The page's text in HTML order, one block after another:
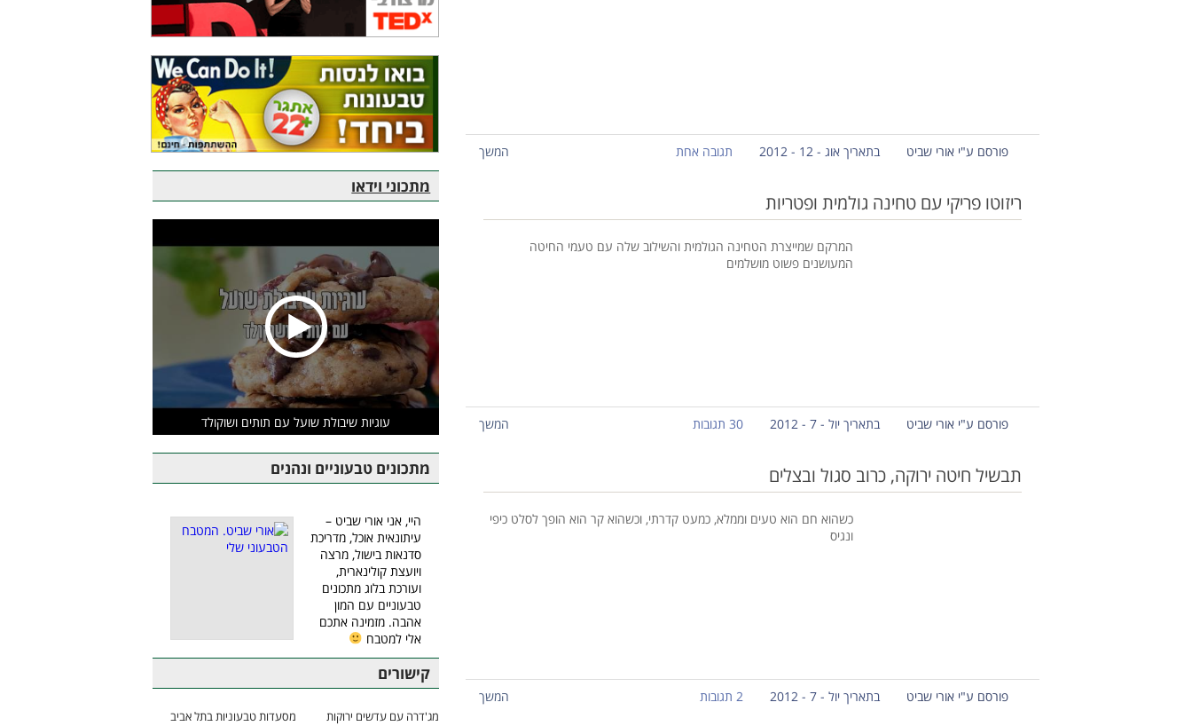
פורסם ע"י אורי שביט בתאריך אוג - 12 - 2012 תגובה אחת המשך
ריזוטו פריקי עם טחינה גולמית ופטריות
המרקם שמייצרת הטחינה הגולמית והשילוב שלה עם טעמי החיטה
המעושנים פשוט מושלמים
פורסם ע"י אורי שביט בתאריך יול - 7 - 2012 30 תגובות המשך
תבשיל חיטה ירוקה, כרוב סגול ובצלים
כשהוא חם הוא טעים וממלא, כמעט קדרתי, וכשהוא קר הוא הופך לסלט כיפי
ונגיס
פורסם ע"י אורי שביט בתאריך יול - 7 - 2012 2 תגובות המשך
מתכוני וידאו
עוגיות שיבולת שועל עם תותים ושוקולד
מתכונים טבעוניים ונהנים
היי, אני אורי שביט –
עיתונאית אוכל, מדריכת
סדנאות בישול, מרצה
ויועצת קולינארית,
ועורכת בלוג מתכונים
טבעוניים עם המון
אהבה. מזמינה אתכם
אלי למטבח
קישורים
מג'דרה עם עדשים ירוקות
מסעדות טבעוניות בתל אביב